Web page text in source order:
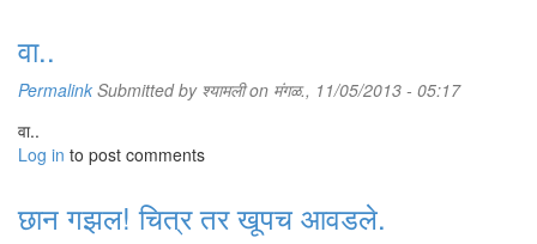
वा..
Permalink Submitted by श्यामलीon मंगळ., 11/05/2013 - 05:17
वा..
Log in to post comments
छान गझल! चित्र तर खूपच आवडले.